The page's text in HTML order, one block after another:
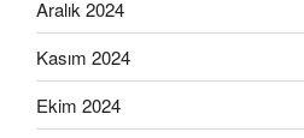
Aralık 2024
Kasım 2024
Ekim 2024